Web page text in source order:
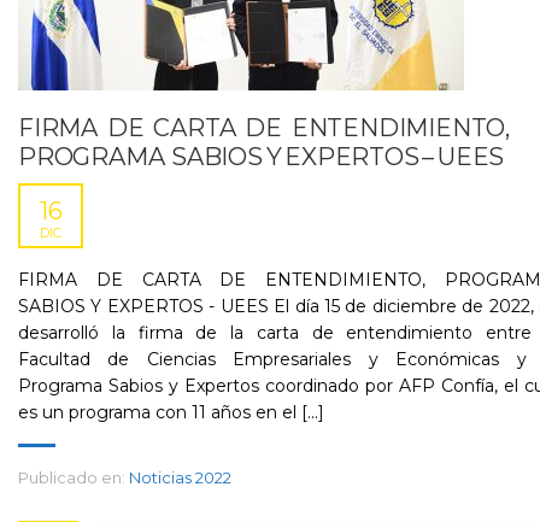
FIRMA DE CARTA DE ENTENDIMIENTO,
PROGRAMA SABIOS Y EXPERTOS – UEES
16
DIC
FIRMA DE CARTA DE ENTENDIMIENTO,
SABIOS Y EXPERTOS - UEES El día 15 de diciembre de 2022,
desarrolló la firma de la carta de entendimiento entre
Facultad de Ciencias Empresariales y Económicas y
Programa Sabios y Expertos coordinado por AFP Confía, el
es un programa con 11 años en el [...]
Publicado en: Noticias 2022